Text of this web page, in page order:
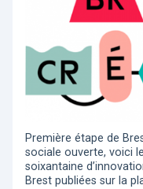
Première étape de
sociale ouverte, voici
soixantaine
Brest publiées sur la